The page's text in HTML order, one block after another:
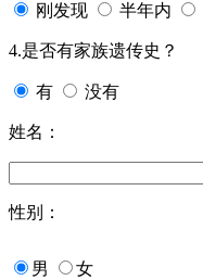
刚发现 半年内
4.是否有家族遗传史？
有 没有
姓名：
性别：
男 女